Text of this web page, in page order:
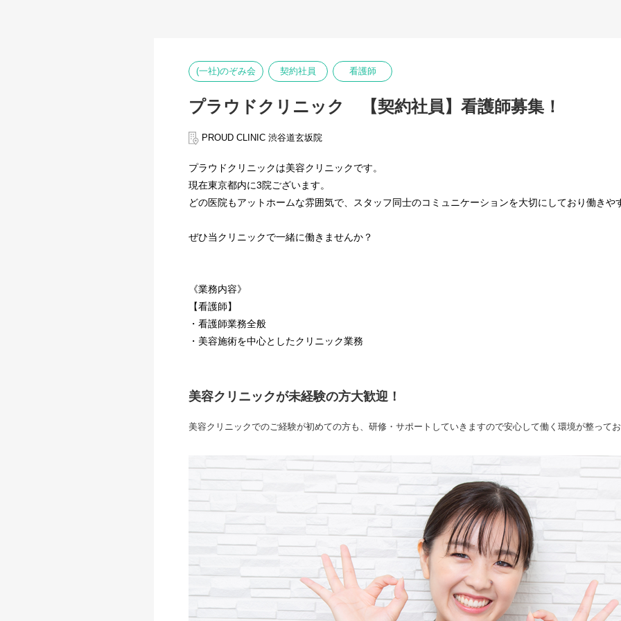
(一社)のぞみ会 契約社員 看護師
プラウドクリニック 【契約社員】看護師募集！
PROUD CLINIC 渋谷道玄坂院
プラウドクリニックは美容クリニックです。
現在東京都内に3院ございます。
どの医院もアットホームな雰囲気で、スタッフ同士のコミュニケーションを大切にしており働きや
ぜひ当クリニックで一緒に働きませんか？
《業務内容》
【看護師】
・看護師業務全般
・美容施術を中心としたクリニック業務
美容クリニックが未経験の方大歓迎！
美容クリニックでのご経験が初めての方も、研修・サポートしていきますので安心して働く環境が整って